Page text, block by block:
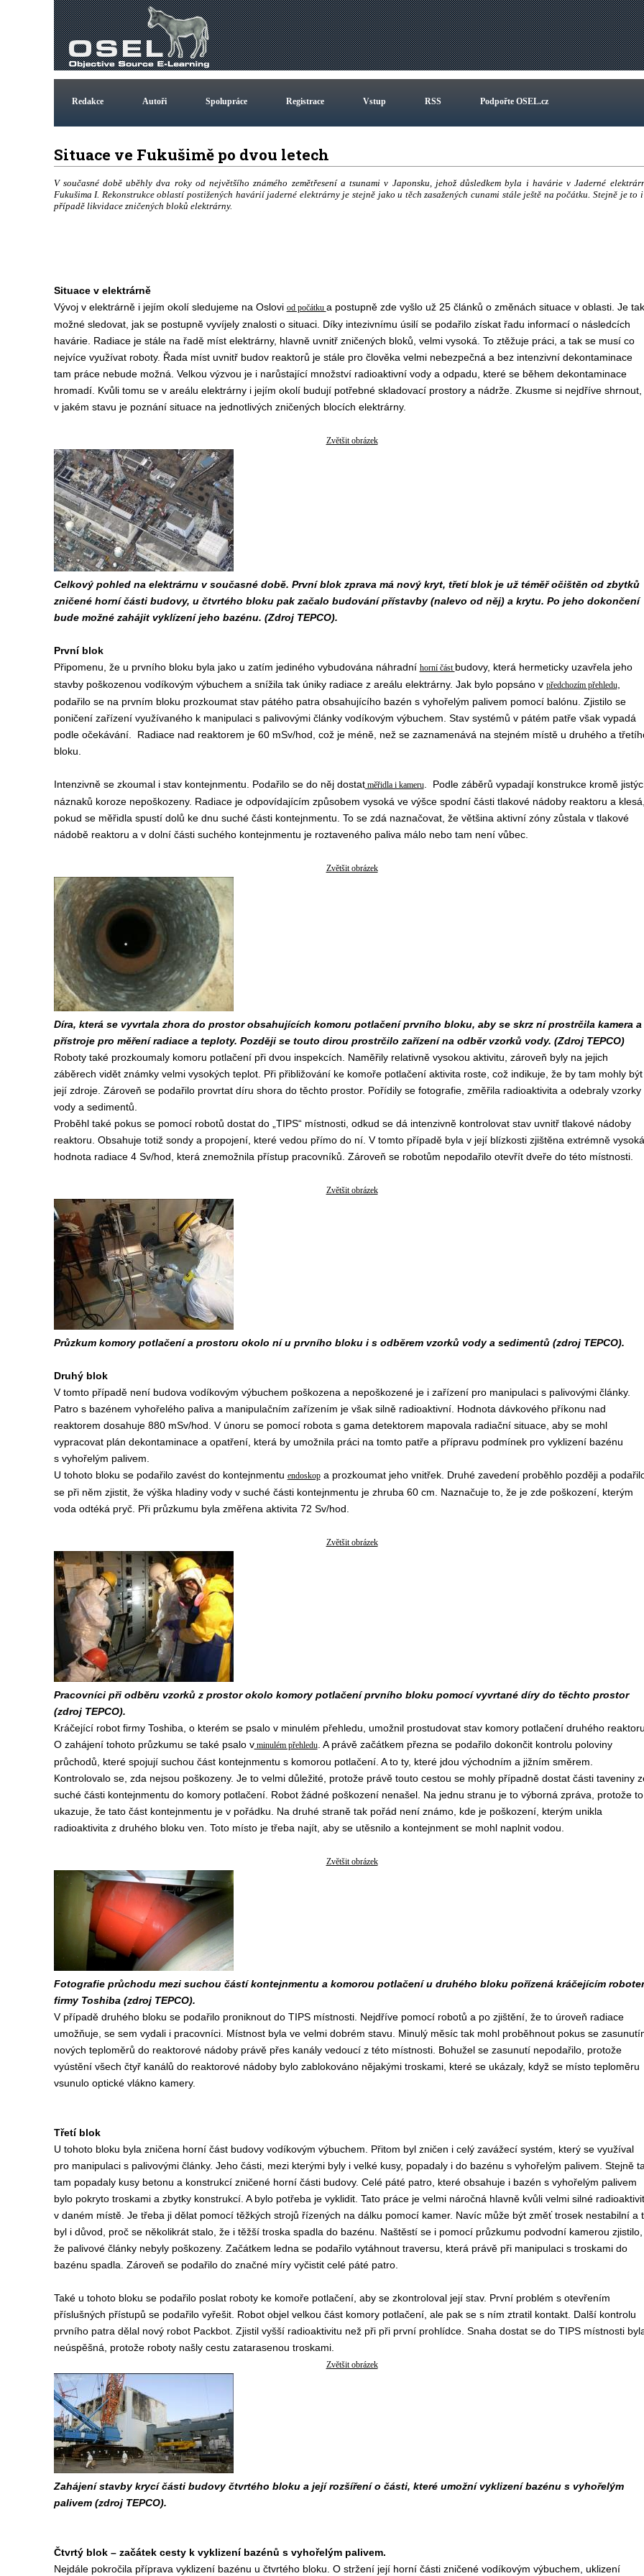
Redakce Autoři Spolupráce Registrace Vstup RSS Podpořte OSEL.cz
Situace ve Fukušimě po dvou letech
V současné době uběhly dva roky od největšího známého zemětřesení a tsunami v Japonsku, jehož důsledkem byla i havárie v Jaderné
Fukušima I. Rekonstrukce oblastí postižených havárií jaderné elektrárny je stejně jako u těch zasažených cunami stále ještě na počátku. Stejně je to
případě likvidace zničených bloků elektrárny.
Situace v elektrárně
Vývoj v elektrárně i jejím okolí sledujeme na Oslovi od počátku a postupně zde vyšlo už 25 článků o změnách situace v oblasti. Je tak
možné sledovat, jak se postupně vyvíjely znalosti o situaci. Díky intezivnímu úsilí se podařilo získat řadu informací o následcích
havárie. Radiace je stále na řadě míst elektrárny, hlavně uvnitř zničených bloků, velmi vysoká. To ztěžuje práci, a tak se musí co
nejvíce využívat roboty. Řada míst uvnitř budov reaktorů je stále pro člověka velmi nebezpečná a bez intenzivní dekontaminace
tam práce nebude možná. Velkou výzvou je i narůstající množství radioaktivní vody a odpadu, které se během dekontaminace
hromadí. Kvůli tomu se v areálu elektrárny i jejím okolí budují potřebné skladovací prostory a nádrže. Zkusme si nejdříve shrnout,
v jakém stavu je poznání situace na jednotlivých zničených blocích elektrárny.
Zvětšit obrázek
Celkový pohled na elektrárnu v současné době. První blok zprava má nový kryt, třetí blok je už téměř očištěn od zbytků
zničené horní části budovy, u čtvrtého bloku pak začalo budování přístavby (nalevo od něj) a krytu. Po jeho dokončení
bude možné zahájit vyklízení jeho bazénu. (Zdroj TEPCO).
První blok
Připomenu, že u prvního bloku byla jako u zatím jediného vybudována náhradní horní část budovy, která hermeticky uzavřela jeho
stavby poškozenou vodíkovým výbuchem a snížila tak úniky radiace z areálu elektrárny. Jak bylo popsáno v předchozím přehledu,
podařilo se na prvním bloku prozkoumat stav pátého patra obsahujícího bazén s vyhořelým palivem pomocí balónu. Zjistilo se
poničení zařízení využívaného k manipulaci s palivovými články vodíkovým výbuchem. Stav systémů v pátém patře však vypadá
podle očekávání. Radiace nad reaktorem je 60 mSv/hod, což je méně, než se zaznamenává na stejném místě u druhého a
bloku.
Intenzivně se zkoumal i stav kontejnmentu. Podařilo se do něj dostatměřidla i kameru. Podle záběrů vypadají konstrukce kromě
náznaků koroze nepoškozeny. Radiace je odpovídajícím způsobem vysoká ve výšce spodní části tlakové nádoby reaktoru a
pokud se měřidla spustí dolů ke dnu suché části kontejnmentu. To se zdá naznačovat, že většina aktivní zóny zůstala v tlakové
nádobě reaktoru a v dolní části suchého kontejnmentu je roztaveného paliva málo nebo tam není vůbec.
Zvětšit obrázek
Díra, která se vyvrtala zhora do prostor obsahujících komoru potlačení prvního bloku, aby se skrz ní prostrčila kamera a
přístroje pro měření radiace a teploty. Později se touto dirou prostrčilo zařízení na odběr vzorků vody. (Zdroj TEPCO)
Roboty také prozkoumaly komoru potlačení při dvou inspekcích. Naměřily relativně vysokou aktivitu, zároveň byly na jejich
záběrech vidět známky velmi vysokých teplot. Při přibližování ke komoře potlačení aktivita roste, což indikuje, že by tam mohly být
její zdroje. Zároveň se podařilo provrtat díru shora do těchto prostor. Pořídily se fotografie, změřila radioaktivita a odebraly vzorky
vody a sedimentů.
Proběhl také pokus se pomocí robotů dostat do „TIPS“ místnosti, odkud se dá intenzivně kontrolovat stav uvnitř tlakové nádoby
reaktoru. Obsahuje totiž sondy a propojení, které vedou přímo do ní. V tomto případě byla v její blízkosti zjištěna extrémně vysoká
hodnota radiace 4 Sv/hod, která znemožnila přístup pracovníků. Zároveň se robotům nepodařilo otevřít dveře do této místnosti.
Zvětšit obrázek
Průzkum komory potlačení a prostoru okolo ní u prvního bloku i s odběrem vzorků vody a sedimentů (zdroj TEPCO).
Druhý blok
V tomto případě není budova vodíkovým výbuchem poškozena a nepoškozené je i zařízení pro manipulaci s palivovými články.
Patro s bazénem vyhořelého paliva a manipulačním zařízením je však silně radioaktivní. Hodnota dávkového příkonu nad
reaktorem dosahuje 880 mSv/hod. V únoru se pomocí robota s gama detektorem mapovala radiační situace, aby se mohl
vypracovat plán dekontaminace a opatření, která by umožnila práci na tomto patře a přípravu podmínek pro vyklizení bazénu
s vyhořelým palivem.
U tohoto bloku se podařilo zavést do kontejnmentu endoskopa prozkoumat jeho vnitřek. Druhé zavedení proběhlo později a
se při něm zjistit, že výška hladiny vody v suché části kontejnmentu je zhruba 60 cm. Naznačuje to, že je zde poškození, kterým
voda odtéká pryč. Při průzkumu byla změřena aktivita 72 Sv/hod.
Zvětšit obrázek
Pracovníci při odběru vzorků z prostor okolo komory potlačení prvního bloku pomocí vyvrtané díry do těchto prostor
(zdroj TEPCO).
Kráčející robot firmy Toshiba, o kterém se psalo v minulém přehledu, umožnil prostudovat stav komory potlačení druhého
O zahájení tohoto průzkumu se také psalo vminulém přehledu. A právě začátkem přezna se podařilo dokončit kontrolu poloviny
průchodů, které spojují suchou část kontejnmentu s komorou potlačení. A to ty, které jdou východním a jižním směrem.
Kontrolovalo se, zda nejsou poškozeny. Je to velmi důležité, protože právě touto cestou se mohly případně dostat části taveniny
suché části kontejnmentu do komory potlačení. Robot žádné poškození nenašel. Na jednu stranu je to výborná zpráva, protože to
ukazuje, že tato část kontejnmentu je v pořádku. Na druhé straně tak pořád není známo, kde je poškození, kterým unikla
radioaktivita z druhého bloku ven. Toto místo je třeba najít, aby se utěsnilo a kontejnment se mohl naplnit vodou.
Zvětšit obrázek
Fotografie průchodu mezi suchou částí kontejnmentu a komorou potlačení u druhého bloku pořízená kráčejícím
firmy Toshiba (zdroj TEPCO).
V případě druhého bloku se podařilo proniknout do TIPS místnosti. Nejdříve pomocí robotů a po zjištění, že to úroveň radiace
umožňuje, se sem vydali i pracovníci. Místnost byla ve velmi dobrém stavu. Minulý měsíc tak mohl proběhnout pokus se
nových teploměrů do reaktorové nádoby právě přes kanály vedoucí z této místnosti. Bohužel se zasunutí nepodařilo, protože
vyústění všech čtyř kanálů do reaktorové nádoby bylo zablokováno nějakými troskami, které se ukázaly, když se místo teploměru
vsunulo optické vlákno kamery.
Třetí blok
U tohoto bloku byla zničena horní část budovy vodíkovým výbuchem. Přitom byl zničen i celý zavážecí systém, který se využíval
pro manipulaci s palivovými články. Jeho části, mezi kterými byly i velké kusy, popadaly i do bazénu s vyhořelým palivem. Stejně
tam popadaly kusy betonu a konstrukcí zničené horní části budovy. Celé páté patro, které obsahuje i bazén s vyhořelým palivem
bylo pokryto troskami a zbytky konstrukcí. A bylo potřeba je vyklidit. Tato práce je velmi náročná hlavně kvůli velmi silné
v daném místě. Je třeba ji dělat pomocí těžkých strojů řízených na dálku pomocí kamer. Navíc může být změť trosek nestabilní a
byl i důvod, proč se několikrát stalo, že i těžší troska spadla do bazénu. Naštěstí se i pomocí průzkumu podvodní kamerou zjistilo,
že palivové články nebyly poškozeny. Začátkem ledna se podařilo vytáhnout traversu, která právě při manipulaci s troskami do
bazénu spadla. Zároveň se podařilo do značné míry vyčistit celé páté patro.
Také u tohoto bloku se podařilo poslat roboty ke komoře potlačení, aby se zkontroloval její stav. První problém s otevřením
příslušných přístupů se podařilo vyřešit. Robot objel velkou část komory potlačení, ale pak se s ním ztratil kontakt. Další kontrolu
prvního patra dělal nový robot Packbot. Zjistil vyšší radioaktivitu než při při první prohlídce. Snaha dostat se do TIPS místnosti
neúspěšná, protože roboty našly cestu zatarasenou troskami.
Zvětšit obrázek
Zahájení stavby krycí části budovy čtvrtého bloku a její rozšíření o části, které umožní vyklizení bazénu s vyhořelým
palivem (zdroj TEPCO).
Čtvrtý blok – začátek cesty k vyklizení bazénů s vyhořelým palivem.
Nejdále pokročila příprava vyklizení bazénu u čtvrtého bloku. O stržení její horní části zničené vodíkovým výbuchem, uklizení